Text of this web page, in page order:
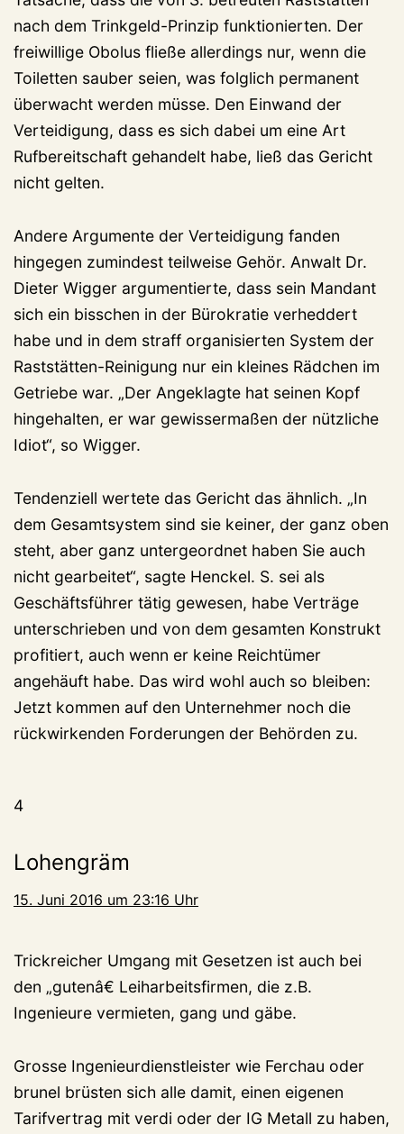
nach dem Trinkgeld-Prinzip funktionierten. Der
freiwillige Obolus fließe allerdings nur, wenn die
Toiletten sauber seien, was folglich permanent
überwacht werden müsse. Den Einwand der
Verteidigung, dass es sich dabei um eine Art
Rufbereitschaft gehandelt habe, ließ das Gericht
nicht gelten.
Andere Argumente der Verteidigung fanden
hingegen zumindest teilweise Gehör. Anwalt Dr.
Dieter Wigger argumentierte, dass sein Mandant
sich ein bisschen in der Bürokratie verheddert
habe und in dem straff organisierten System der
Raststätten-Reinigung nur ein kleines Rädchen im
Getriebe war. „Der Angeklagte hat seinen Kopf
hingehalten, er war gewissermaßen der nützliche
Idiot“, so Wigger.
Tendenziell wertete das Gericht das ähnlich. „In
dem Gesamtsystem sind sie keiner, der ganz oben
steht, aber ganz untergeordnet haben Sie auch
nicht gearbeitet“, sagte Henckel. S. sei als
Geschäftsführer tätig gewesen, habe Verträge
unterschrieben und von dem gesamten Konstrukt
profitiert, auch wenn er keine Reichtümer
angehäuft habe. Das wird wohl auch so bleiben:
Jetzt kommen auf den Unternehmer noch die
rückwirkenden Forderungen der Behörden zu.
4
Lohengräm
15. Juni 2016 um 23:16 Uhr
Trickreicher Umgang mit Gesetzen ist auch bei
den „gutenâ€ Leiharbeitsfirmen, die z.B.
Ingenieure vermieten, gang und gäbe.
Grosse Ingenieurdienstleister wie Ferchau oder
brunel brüsten sich alle damit, einen eigenen
Tarifvertrag mit verdi oder der IG Metall zu haben,